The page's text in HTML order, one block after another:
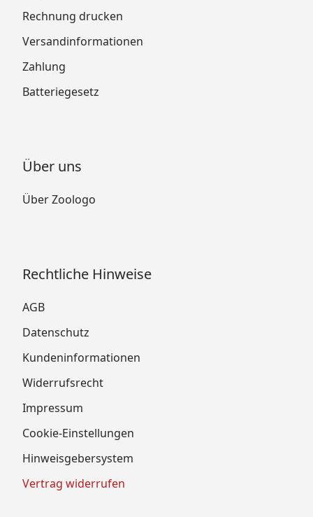
Rechnung drucken
Versandinformationen
Zahlung
Batteriegesetz
Über uns
Über Zoologo
Rechtliche Hinweise
AGB
Datenschutz
Kundeninformationen
Widerrufsrecht
Impressum
Cookie-Einstellungen
Hinweisgebersystem
Vertrag widerrufen